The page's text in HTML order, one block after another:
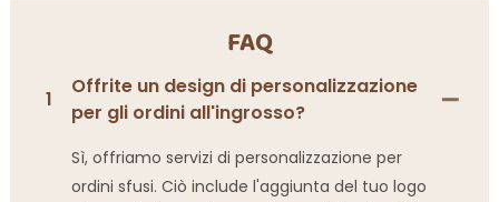
FAQ
1
Offrite un design di personalizzazione
per gli ordini all'ingrosso?
Sì, offriamo servizi di personalizzazione per
ordini sfusi. Ciò include l'aggiunta del tuo logo